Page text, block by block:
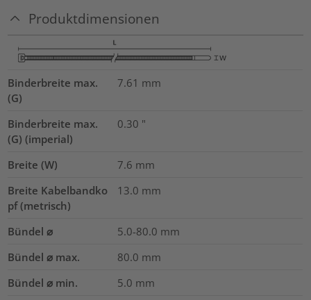
Produktdimensionen
Binderbreite max.
(G)
7.61 mm
Binderbreite max.
(G) (imperial)
0.30 "
Breite (W) 7.6 mm
Breite Kabelbandko
pf (metrisch)
13.0 mm
Bündel ⌀ 5.0-80.0 mm
Bündel ⌀ max.
80.0 mm
Bündel ⌀ min.
5.0 mm